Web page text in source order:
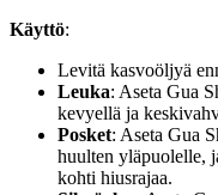
Käyttö:
Levitä kasvoöljyä
Leuka: Aseta Gua
kevyellä ja
Posket: Aseta Gua
huulten yläpuolelle,
kohti hiusrajaa.